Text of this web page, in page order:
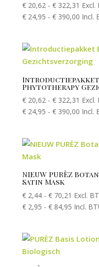
€20,62- €322,31 Excl.
€24,95 - €390,00 Incl.
Phytotherapy
€20,62- €322,31 Excl.
€24,95 - €390,00 Incl.
NIEUW PURÈZ
Satin Mask
€2,44- €70,21 Excl.
€2,95 - €84,95 Incl.